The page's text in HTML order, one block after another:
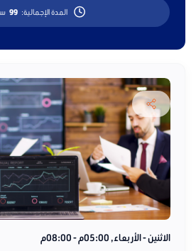
جامعة نورثمبريا
المركز الإعلامي
تواصل معنا
المدة الإجمالية: 99
الاثنين - الأربعاء, 05:00م - 08:00م